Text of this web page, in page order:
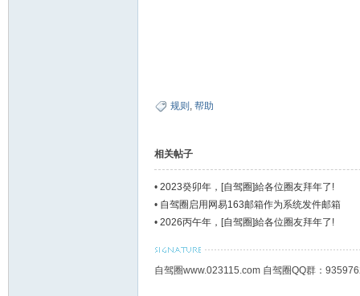
规则 , 帮助
相关帖子
• 2023癸卯年，[自驾圈]給各位圈友拜年了!
• 自驾圈启用网易163邮箱作为系统发件邮箱
• 2026丙午年，[自驾圈]給各位圈友拜年了!
自驾圈www.023115.com 自驾圈QQ群：